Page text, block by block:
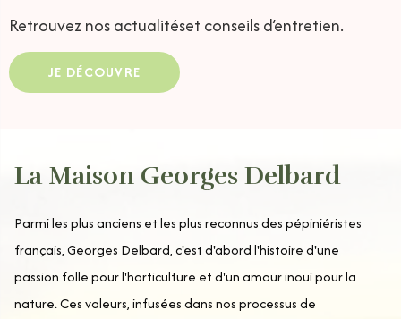
Retrouvez nos actualitéset conseils d’entretien.
JE DÉCOUVRE
La Maison Georges Delbard
Parmi les plus anciens et les plus reconnus des pépiniéristes
français, Georges Delbard, c'est d'abord l'histoire d'une
passion folle pour l'horticulture et d'un amour inouï pour la
nature. Ces valeurs, infusées dans nos processus de